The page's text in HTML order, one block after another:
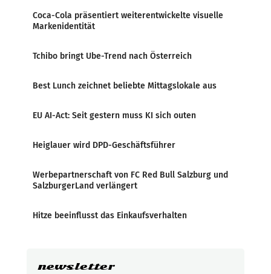
Coca-Cola präsentiert weiterentwickelte visuelle
Markenidentität
Tchibo bringt Ube-Trend nach Österreich
Best Lunch zeichnet beliebte Mittagslokale aus
EU AI-Act: Seit gestern muss KI sich outen
Heiglauer wird DPD-Geschäftsführer
Werbepartnerschaft von FC Red Bull Salzburg und
SalzburgerLand verlängert
Hitze beeinflusst das Einkaufsverhalten
newsletter